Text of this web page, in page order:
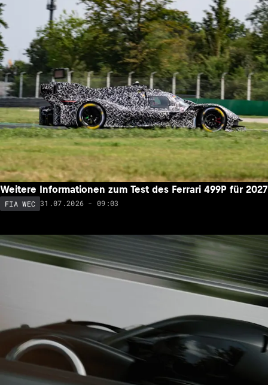
Weitere Informationen zum Test des Ferrari 499P für 2027
FIA WEC 31.07.2026 - 09:03